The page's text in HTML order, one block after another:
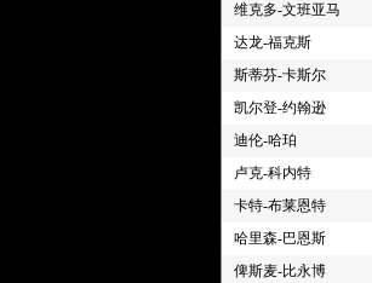
4节 00:20
4节 00:20
4节 00:23
4节 00:29
4节 00:29
4节 00:29
4节 00:29
4节 00:31
4节 00:39
维克多-文班亚马
达龙-福克斯
斯蒂芬-卡斯尔
凯尔登-约翰逊
迪伦-哈珀
卢克-科内特
卡特-布莱恩特
哈里森-巴恩斯
俾斯麦-比永博